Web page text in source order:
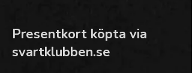
Presentkort köpta via
svartklubben.se